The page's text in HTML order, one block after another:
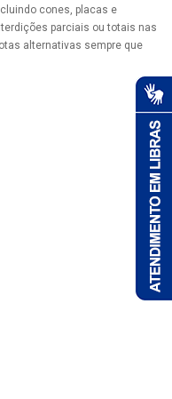
cones, placas e
parciais ou totais nas
alternativas sempre que